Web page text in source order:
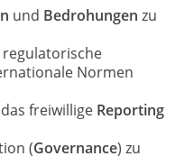
und Bedrohungen zu
Normen
freiwillige Reporting
(Governance) zu